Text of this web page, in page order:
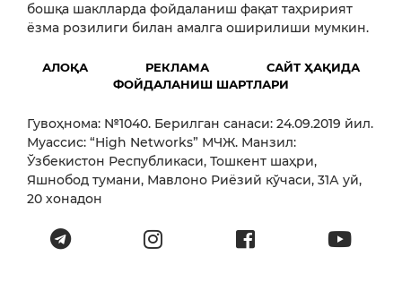
бошқа шаклларда фойдаланиш фақат таҳририят
ёзма розилиги билан амалга оширилиши мумкин.
АЛОҚА РЕКЛАМА
САЙТ ҲАҚИДА
ФОЙДАЛАНИШ ШАРТЛАРИ
Гувоҳнома: №1040. Берилган санаси: 24.09.2019 йил.
Муассис: “High Networks” МЧЖ. Манзил:
Ўзбекистон Республикаси, Тошкент шаҳри,
Яшнобод тумани, Мавлоно Риёзий кўчаси, 31А уй,
20 хонадон